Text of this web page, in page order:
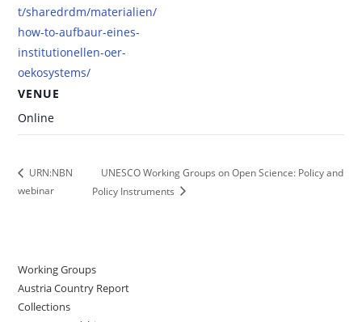
t/sharedrdm/materialien/
how-to-aufbaur-eines-
institutionellen-oer-
oekosystems/
VENUE
Online
URN:NBN
webinar
UNESCO Working Groups on Open Science: Policy and
Policy Instruments
Working Groups
Austria Country Report
Collections